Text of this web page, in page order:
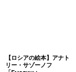
【ロシアの絵本】アナト
リー・サゾーノフ